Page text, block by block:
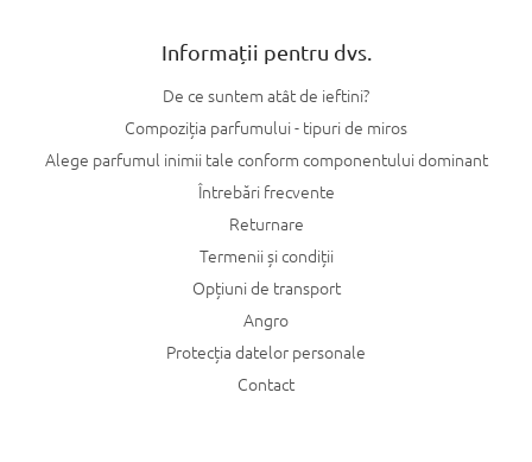
Informații pentru dvs.
De ce suntem atât de ieftini?
Compoziția parfumului - tipuri de miros
Alege parfumul inimii tale conform componentului dominant
Întrebări frecvente
Returnare
Termenii și condiții
Opțiuni de transport
Angro
Protecția datelor personale
Contact